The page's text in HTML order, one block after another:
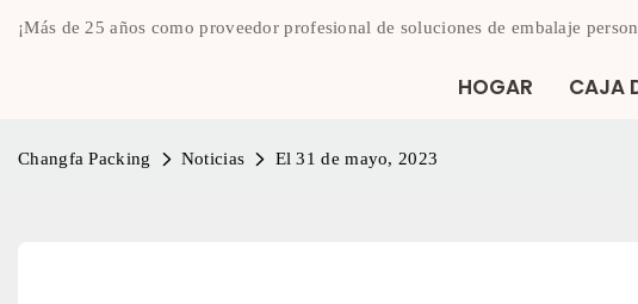
¡Más de 25 años como proveedor profesional de soluciones de embalaje
HOGAR CAJA
Changfa Packing Noticias El 31 de mayo, 2023